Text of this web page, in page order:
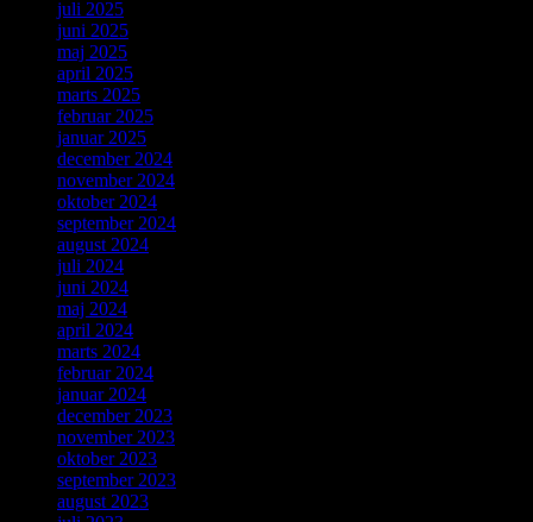
juli 2025
juni 2025
maj 2025
april 2025
marts 2025
februar 2025
januar 2025
december 2024
november 2024
oktober 2024
september 2024
august 2024
juli 2024
juni 2024
maj 2024
april 2024
marts 2024
februar 2024
januar 2024
december 2023
november 2023
oktober 2023
september 2023
august 2023